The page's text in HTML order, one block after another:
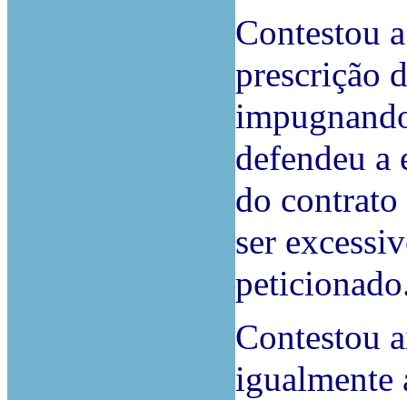
Contestou
prescrição
defendeu a
do
ser
Contestou
igualmente